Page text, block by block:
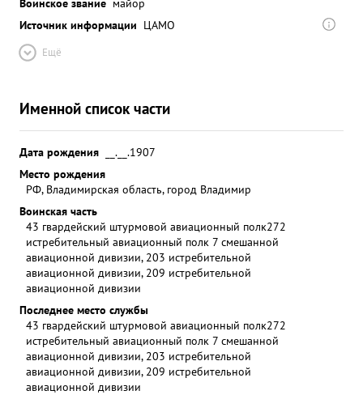
Источник информации ЦАМО
Ещё
Именной список части
Дата рождения
__.__.1907
Место рождения
РФ, Владимирская область, город Владимир
Воинская часть
43 гвардейский штурмовой авиационный полк272
истребительный авиационный полк 7 смешанной
авиационной дивизии, 203 истребительной
авиационной дивизии, 209 истребительной
авиационной дивизии
Последнее место службы
43 гвардейский штурмовой авиационный полк272
истребительный авиационный полк 7 смешанной
авиационной дивизии, 203 истребительной
авиационной дивизии, 209 истребительной
авиационной дивизии